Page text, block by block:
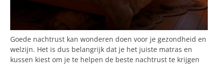
Goede nachtrust kan wonderen doen voor je gezondheid en
welzijn. Het is dus belangrijk dat je het juiste matras en
kussen kiest om je te helpen de beste nachtrust te krijgen